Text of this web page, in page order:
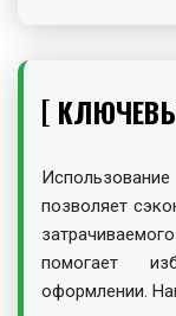
позволяет
помогает
оформлении.